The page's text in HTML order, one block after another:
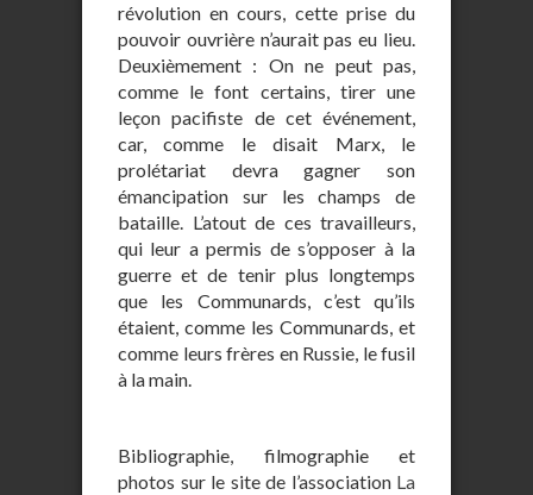
révolution en cours, cette prise du
pouvoir ouvrière n’aurait pas eu lieu.
Deuxièmement : On ne peut pas,
comme le font certains, tirer une
leçon pacifiste de cet événement,
car, comme le disait Marx, le
prolétariat devra gagner son
émancipation sur les champs de
bataille. L’atout de ces travailleurs,
qui leur a permis de s’opposer à la
guerre et de tenir plus longtemps
que les Communards, c’est qu’ils
étaient, comme les Communards, et
comme leurs frères en Russie, le fusil
à la main.
Bibliographie, filmographie et
photos sur le site de l’association La